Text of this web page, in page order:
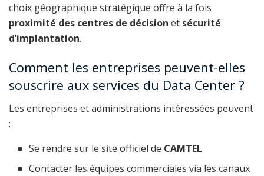
choix géographique stratégique offre à la fois
proximité des centres de décision et sécurité
d’implantation.
Comment les entreprises peuvent-elles
souscrire aux services du Data Center ?
Les entreprises et administrations intéressées peuvent
:
Se rendre sur le site officiel de CAMTEL
Contacter les équipes commerciales via les canaux